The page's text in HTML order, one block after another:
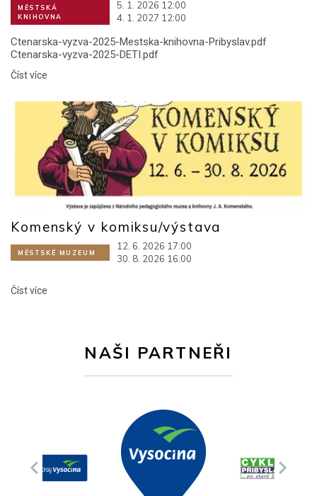
MĚSTSKÁ
KNIHOVNA
5. 1. 2026 12:00
4. 1. 2027 12:00
Ctenarska-vyzva-2025-Mestska-knihovna-Pribyslav.pdf
Ctenarska-vyzva-2025-DETI.pdf
Číst více
MĚSTSKÉ MUZEUM
12. 6. 2026 17:00
30. 8. 2026 16:00
Komenský v komiksu/výstava
Číst více
NAŠI PARTNEŘI